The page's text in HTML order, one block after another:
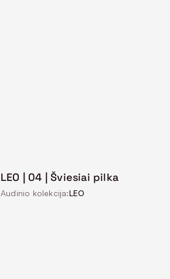
LEO | 04 | Šviesiai pilka
Audinio kolekcija:LEO